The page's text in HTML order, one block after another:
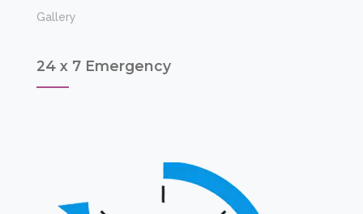
Gallery
24 x 7 Emergency